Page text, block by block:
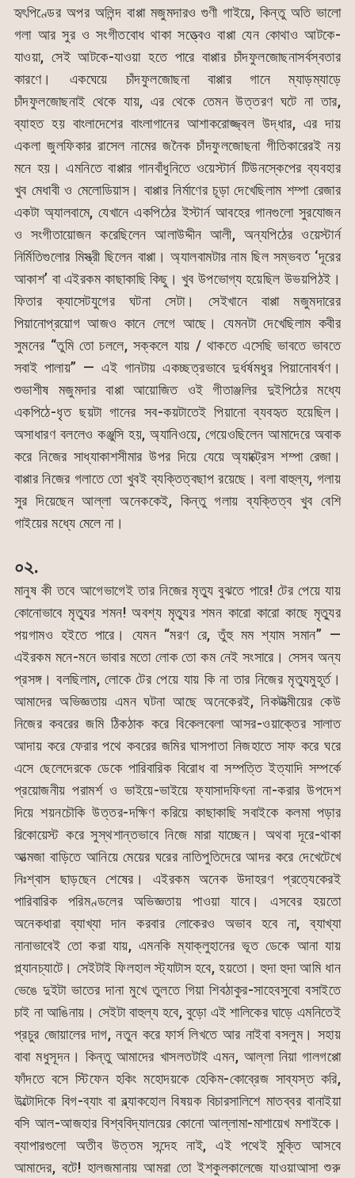
হৃৎপিণ্ডের অপর অলিন্দ বাপ্পা মজুমদারও গুণী গাইয়ে, কিন্তু অতি ভালো
গলা আর সুর ও সংগীতবোধ থাকা সত্ত্বেও বাপ্পা যেন কোথাও আটকে-
যাওয়া, সেই আটকে-যাওয়া হতে পারে বাপ্পার চাঁদফুলজোছনাসর্বস্বতার
কারণে। একঘেয়ে চাঁদফুলজোছনা বাপ্পার গানে ম্যাড়ম্যাড়ে
চাঁদফুলজোছনাই থেকে যায়, এর থেকে তেমন উত্তরণ ঘটে না তার,
ব্যাহত হয় বাংলাদেশের বাংলাগানের আশাকরোজ্জ্বল উদ্ধার, এর দায়
একলা জুলফিকার রাসেল নামের জনৈক চাঁদফুলজোছনা গীতিকারেরই নয়
মনে হয়। এমনিতে বাপ্পার গানবাঁধুনিতে ওয়েস্টার্ন টিউনস্কেপের ব্যবহার
খুব মেধাবী ও মেলোডিয়াস। বাপ্পার নির্মাণের চূড়া দেখেছিলাম শম্পা রেজার
একটা অ্যালবামে, যেখানে একপিঠের ইস্টার্ন আবহের গানগুলো সুরযোজন
ও সংগীতায়োজন করেছিলেন আলাউদ্দীন আলী, অন্যপিঠের ওয়েস্টার্ন
নির্মিতিগুলোর মিস্ত্রী ছিলেন বাপ্পা। অ্যালবামটার নাম ছিল সম্ভবত ‘দূরের
আকাশ’ বা এইরকম কাছাকাছি কিছু। খুব উপভোগ্য হয়েছিল উভয়পিঠই।
ফিতার ক্যাসেটযুগের ঘটনা সেটা। সেইখানে বাপ্পা মজুমদারের
পিয়ানোপ্রয়োগ আজও কানে লেগে আছে। যেমনটা দেখেছিলাম কবীর
সুমনের “তুমি তো চললে, সক্কলে যায় / থাকতে এসেছি ভাবতে ভাবতে
সবাই পালায়” — এই গানটায় একচ্ছত্রভাবে দুর্ধর্ষমধুর পিয়ানোবর্ষণ।
শুভাশীষ মজুমদার বাপ্পা আয়োজিত ওই গীতাঞ্জলির দুইপিঠের মধ্যে
একপিঠে-ধৃত ছয়টা গানের সব-কয়টাতেই পিয়ানো ব্যবহৃত হয়েছিল।
অসাধারণ বললেও কঞ্জুসি হয়, অ্যানিওয়ে, গেয়েওছিলেন আমাদেরে অবাক
করে নিজের সাধ্যাকাশসীমার উপর দিয়ে যেয়ে অ্যাক্ট্রেস শম্পা রেজা।
বাপ্পার নিজের গলাতে তো খুবই ব্যক্তিত্বছাপ রয়েছে। বলা বাহুল্য, গলায়
সুর দিয়েছেন আল্লা অনেককেই, কিন্তু গলায় ব্যক্তিত্ব খুব বেশি
গাইয়ের মধ্যে মেলে না।
০২.
মানুষ কী তবে আগেভাগেই তার নিজের মৃত্যু বুঝতে পারে! টের পেয়ে যায়
কোনোভাবে মৃত্যুর শমন! অবশ্য মৃত্যুর শমন কারো কারো কাছে মৃত্যুর
পয়গামও হইতে পারে। যেমন “মরণ রে, তুঁহু মম শ্যাম সমান” —
এইরকম মনে-মনে ভাবার মতো লোক তো কম নেই সংসারে। সেসব অন্য
প্রসঙ্গ। বলছিলাম, লোকে টের পেয়ে যায় কি না তার নিজের মৃত্যুমুহূর্ত।
আমাদের অভিজ্ঞতায় এমন ঘটনা আছে অনেকেরই, নিকটাত্মীয়ের কেউ
নিজের কবরের জমি ঠিকঠাক করে বিকেলবেলা আসর-ওয়াক্তের সালাত
আদায় করে ফেরার পথে কবরের জমির ঘাসপাতা নিজহাতে সাফ করে ঘরে
এসে ছেলেদেরকে ডেকে পারিবারিক বিরোধ বা সম্পত্তি ইত্যাদি সম্পর্কে
প্রয়োজনীয় পরামর্শ ও ভাইয়ে-ভাইয়ে ফ্যাসাদফিৎনা না-করার উপদেশ
দিয়ে শয়নচৌকি উত্তর-দক্ষিণ করিয়ে কাছাকাছি সবাইকে কলমা পড়ার
রিকোয়েস্ট করে সুস্থশান্তভাবে নিজে মারা যাচ্ছেন। অথবা দূরে-থাকা
আত্মজা বাড়িতে আনিয়ে মেয়ের ঘরের নাতিপুতিদেরে আদর করে দেখেটেখে
নিঃশ্বাস ছাড়ছেন শেষের। এইরকম অনেক উদাহরণ প্রত্যেকেরই
পারিবারিক পরিমণ্ডলের অভিজ্ঞতায় পাওয়া যাবে। এসবের হয়তো
অনেকধারা ব্যাখ্যা দান করবার লোকেরও অভাব হবে না, ব্যাখ্যা
নানাভাবেই তো করা যায়, এমনকি ম্যাক্লুহানের ভূত ডেকে আনা যায়
প্ল্যানচ্যাটে। সেইটাই ফিলহাল স্ট্যাটাস হবে, হয়তো। হুদা হুদা আমি ধান
ভেঙে দুইটা ভাতের দানা মুখে তুলতে গিয়া শিবঠাকুর-সাহেবসুবো বসাইতে
চাই না আঙিনায়। সেইটা বাহুল্য হবে, বুড়ো এই শালিকের ঘাড়ে এমনিতেই
প্রচুর জোয়ালের দাগ, নতুন করে ফার্স লিখতে আর নাইবা বসলুম। সহায়
বাবা মধুসূদন। কিন্তু আমাদের খাসলতটাই এমন, আল্লা নিয়া গালগপ্পো
ফাঁদতে বসে স্টিফেন হকিং মহোদয়কে হেকিম-কোব্রেজ সাব্যস্ত করি,
উল্টোদিকে বিগ-ব্যাং বা ব্ল্যাকহোল বিষয়ক বিচারসালিশে মাতব্বর বানাইয়া
বসি আল-আজহার বিশ্ববিদ্যালয়ের কোনো আল্লামা-মাশায়েখ মশাইকে।
ব্যাপারগুলো অতীব উত্তম সন্দেহ নাই, এই পথেই মুক্তি আসবে
আমাদের, বটে! হালজমানায় আমরা তো ইশকুলকালেজে যাওয়াআসা শুরু